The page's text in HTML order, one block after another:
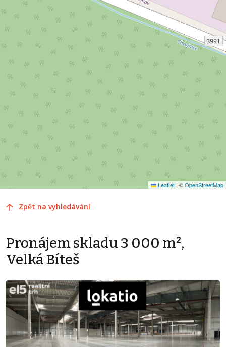
Leaflet | ©OpenStreetMap
Zpět na vyhledávání
Pronájem skladu 3 000 m²,
Velká Bíteš